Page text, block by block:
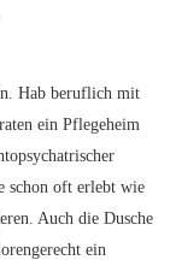
Hab beruflich mit
ein Pflegeheim
schon oft erlebt wie
Auch die Dusche
ein